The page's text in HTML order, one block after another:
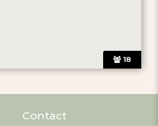
18
Contact